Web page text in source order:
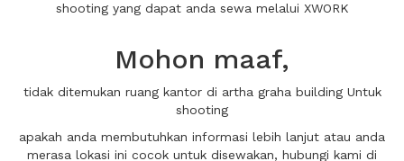
shooting yang dapat anda sewa melalui XWORK
Mohon maaf,
tidak ditemukan ruang kantor di artha graha building Untuk
shooting
apakah anda membutuhkan informasi lebih lanjut atau anda
merasa lokasi ini cocok untuk disewakan, hubungi kami di